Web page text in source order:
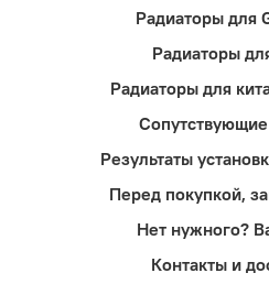
Радиаторы для
Радиаторы
Радиаторы для
Результаты
Перед покупкой,
Нет нужного?
Контакты и